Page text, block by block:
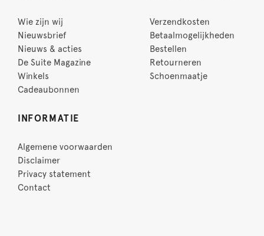
Wie zijn wij
Nieuwsbrief
Nieuws & acties
De Suite Magazine
Winkels
Cadeaubonnen
Verzendkosten
Betaalmogelijkheden
Bestellen
Retourneren
Schoenmaatje
INFORMATIE
Algemene voorwaarden
Disclaimer
Privacy statement
Contact